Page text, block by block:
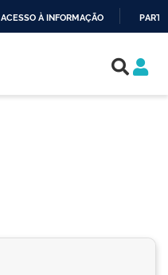
ACESSO À INFORMAÇÃO